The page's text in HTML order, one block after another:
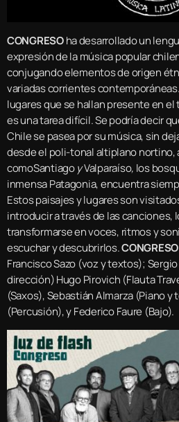
CONGRESOha desarrollado un
expresión de la música popular
conjugando elementos de origen
variadas corrientes
lugares que se hallan presente en
es una tarea difícil. Se podría decir
Chile se pasea por su música, sin
desde el poli-tonal altiplano nortino,
comoSantiagoyValparaíso, los
inmensa Patagonia, encuentra
Estos paisajes y lugares son
introducir a través de las canciones,
transformarse en voces, ritmos y
escuchar y descubrirlos.CONGRESO
Francisco Sazo (voz y textos);
dirección) Hugo Pirovich (Flauta
(Saxos), Sebastián Almarza (Piano y
(Percusión), y Federico Faure (Bajo).